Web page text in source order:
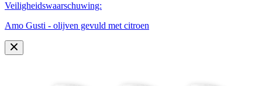
Veiligheidswaarschuwing:
Amo Gusti - olijven gevuld met citroen